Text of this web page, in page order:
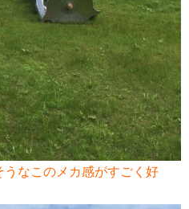
なこのメカ感がすごく好